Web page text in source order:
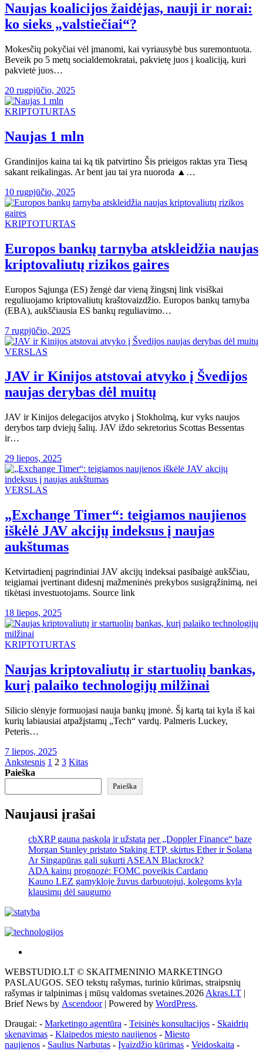
Naujas koalicijos žaidėjas, nauji ir norai:
ko sieks „valstiečiai“?
Mokesčių pokyčiai vėl įmanomi, kai vyriausybė bus suremontuota.
Beveik po 5 metų socialdemokratai, pakvietę juos į koaliciją, kuri
pakvietė juos…
20 rugpjūčio, 2025
KRIPTOTURTAS
Naujas 1 mln
Grandinijos kaina tai ką tik patvirtino Šis prieigos raktas yra Tiesą
sakant reikalingas. Ar bent jau tai yra nuoroda ▲…
10 rugpjūčio, 2025
KRIPTOTURTAS
Europos bankų tarnyba atskleidžia naujas
kriptovaliutų rizikos gaires
Europos Sąjunga (ES) žengė dar vieną žingsnį link visiškai
reguliuojamo kriptovaliutų kraštovaizdžio. Europos bankų tarnyba
(EBA), aukščiausia ES bankų reguliavimo…
7 rugpjūčio, 2025
VERSLAS
JAV ir Kinijos atstovai atvyko į Švedijos
naujas derybas dėl muitų
JAV ir Kinijos delegacijos atvyko į Stokholmą, kur vyks naujos
derybos tarp dviejų šalių. JAV iždo sekretorius Scottas Bessentas
ir…
29 liepos, 2025
VERSLAS
„Exchange Timer“: teigiamos naujienos
iškėlė JAV akcijų indeksus į naujas
aukštumas
Ketvirtadienį pagrindiniai JAV akcijų indeksai pasibaigė aukščiau,
teigiamai įvertinant didesnį mažmeninės prekybos susigrąžinimą, nei
tikėtasi investuotojams. Source link
18 liepos, 2025
KRIPTOTURTAS
Naujas kriptovaliutų ir startuolių bankas,
kurį palaiko technologijų milžinai
Silicio slėnyje formuojasi nauja bankų įmonė. Šį kartą tai kyla iš kai
kurių labiausiai atpažįstamų „Tech“ vardų. Palmeris Luckey,
Peteris…
7 liepos, 2025
Įrašų
puslapiavimas
Ankstesnis 1 2 3 Kitas
Paieška
Paieška
Naujausi įrašai
cbXRP gauna paskolą ir užstatą per „Doppler Finance“ bazę
Morgan Stanley pristato Staking ETP, skirtus Ether ir Solana
Ar Singapūras gali sukurti ASEAN Blackrock?
ADA kainų prognozė: FOMC poveikis Cardano
Kauno LEZ gamykloje žuvus darbuotojui, kolegoms kyla
klausimų dėl saugumo
tai
žemės
ploto
matavimo
Pagrindinis
WEBSTUDIO.LT © SKAITMENINIO MARKETINGO
PASLAUGOS. SEO tekstų rašymas, turinio kūrimas, straipsnių
rašymas ir talpinimas į mūsų valdomas svetaines.2026 Akras.LT |
Brief News by Ascendoor| Powered by WordPress.
Draugai: - Marketingo agentūra - Teisinės konsultacijos - Skaidrių
skenavimas - Klaipedos miesto naujienos - Miesto
naujienos - Saulius Narbutas - Įvaizdžio kūrimas - Veidoskaita -